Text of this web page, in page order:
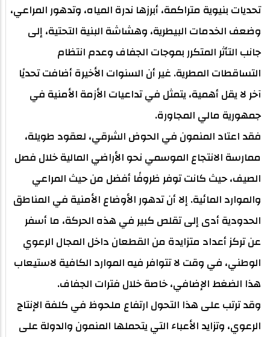
تحديات بنيوية متراكمة، أبرزها ندرة المياه، وتدهور المراعي،
وضعف الخدمات البيطرية، وهشاشة البنية التحتية، إلى
جانب التأثر المتكرر بموجات الجفاف وعدم انتظام
التساقطات المطرية. غير أن السنوات الأخيرة أضافت تحديًا
آخر لا يقل أهمية، يتمثل في تداعيات الأزمة الأمنية في
جمهورية مالي المجاورة.
فقد اعتاد المنمون في الحوض الشرقي، لعقود طويلة،
ممارسة الانتجاع الموسمي نحو الأراضي المالية خلال فصل
الصيف، حيث كانت توفر ظروفًا أفضل من حيث المراعي
والموارد المائية. إلا أن تدهور الأوضاع الأمنية في المناطق
الحدودية أدى إلى تقلص كبير في هذه الحركة، ما أسفر
عن تركز أعداد متزايدة من القطعان داخل المجال الرعوي
الوطني، في وقت لا تتوافر فيه الموارد الكافية لاستيعاب
هذا الضغط الإضافي، خاصة خلال فترات الجفاف.
وقد ترتب على هذا التحول ارتفاع ملحوظ في كلفة الإنتاج
الرعوي، وتزايد الأعباء التي يتحملها المنمون والدولة على